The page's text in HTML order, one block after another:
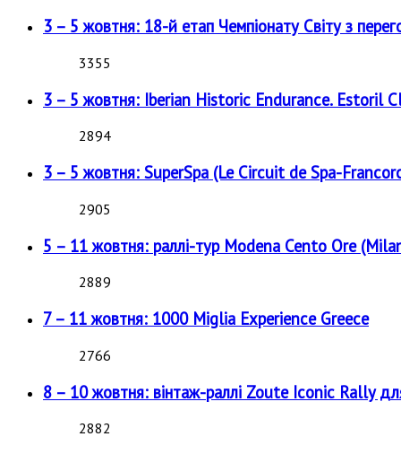
3 – 5 жовтня: 18-й етап Чемпіонату Світу з
3355
3 – 5 жовтня: Iberian Historic Endurance. Estoril
2894
3 – 5 жовтня: SuperSpa (Le Circuit de Spa-
2905
5 – 11 жовтня: раллі-тур Modena Cento Ore
2889
7 – 11 жовтня: 1000 Miglia Experience Greece
2766
8 – 10 жовтня: вінтаж-раллі Zoute Iconic Rally
2882